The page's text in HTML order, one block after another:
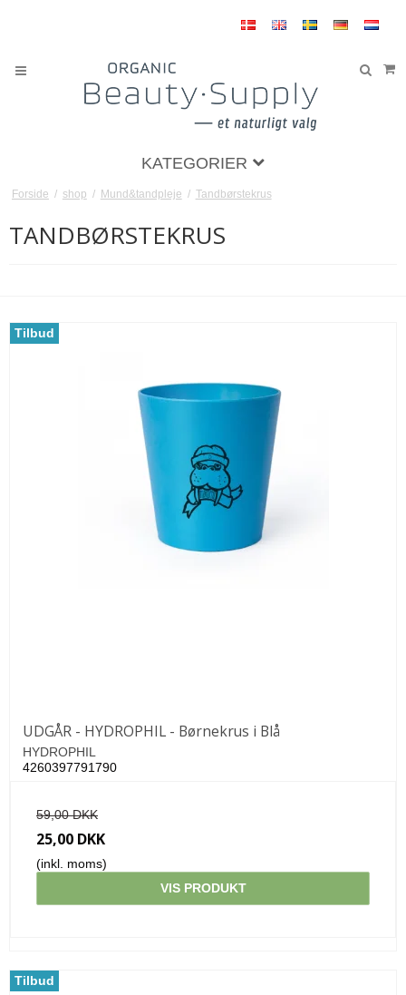
KATEGORIER
Forside / shop / Mund&tandpleje / Tandbørstekrus
TANDBØRSTEKRUS
Tilbud
UDGÅR - HYDROPHIL - Børnekrus i Blå
HYDROPHIL
4260397791790
59,00 DKK
25,00 DKK
(inkl. moms)
VIS PRODUKT
Tilbud